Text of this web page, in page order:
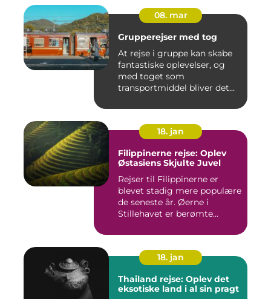
08. mar
Grupperejser med tog
At rejse i gruppe kan skabe
fantastiske oplevelser, og
med toget som
transportmiddel bliver det
18. jan
Filippinerne rejse: Oplev
Østasiens Skjulte Juvel
Rejser til Filippinerne er
blevet stadig mere populære
de seneste år. Øerne i
Stillehavet er berømte...
18. jan
Thailand rejse: Oplev det
eksotiske land i al sin pragt